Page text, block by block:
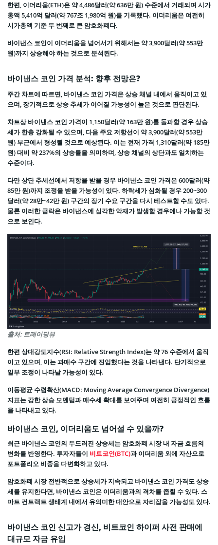
한편, 이더리움(ETH)은 약 4,486달러(약 636만 원) 수준에서 거래되며 시가
총액 5,410억 달러(약 767조 1,980억 원)를 기록했다. 이더리움은 여전히
시가총액 기준 두 번째로 큰 암호화폐다.
바이낸스 코인이 이더리움을 넘어서기 위해서는 약 3,900달러(약 553만
원)까지 상승해야 하는 것으로 분석된다.
바이낸스 코인 가격 분석: 향후 전망은?
주간 차트에 따르면, 바이낸스 코인 가격은 상승 채널 내에서 움직이고 있
으며, 장기적으로 상승 추세가 이어질 가능성이 높은 것으로 판단된다.
차트상 바이낸스 코인 가격이 1,150달러(약 163만 원)를 돌파할 경우 상승
세가 한층 강화될 수 있으며, 다음 주요 저항선이 약 3,900달러(약 553만
원) 부근에서 형성될 것으로 예상된다. 이는 현재 가격 1,310달러(약 185만
원) 대비 약 237%의 상승률을 의미하며, 상승 채널의 상단과도 일치하는
수준이다.
다만 상단 추세선에서 저항을 받을 경우 바이낸스 코인 가격은 600달러(약
85만 원)까지 조정을 받을 가능성이 있다. 하락세가 심화될 경우 200~300
달러(약 28만~42만 원) 구간의 장기 수요 구간을 다시 테스트할 수도 있다.
물론 이러한 급락은 바이낸스에 심각한 악재가 발생할 경우에나 가능할 것
으로 보인다.
출처: 트레이딩뷰
한편 상대강도지수(RSI: Relative Strength Index)는 약 76 수준에서 움직
이고 있으며, 이는 과매수 구간에 진입했다는 것을 나타낸다. 단기적으로
일부 조정이 나타날 가능성이 있다.
이동평균 수렴확산(MACD: Moving Average Convergence Divergence)
지표는 강한 상승 모멘텀과 매수세 확대를 보여주며 여전히 긍정적인 흐름
을 나타내고 있다.
바이낸스 코인, 이더리움도 넘어설 수 있을까?
최근 바이낸스 코인의 두드러진 상승세는 암호화폐 시장 내 자금 흐름의
변화를 반영한다. 투자자들이 비트코인(BTC)과 이더리움 외에 자산으로
포트폴리오 비중을 다변화하고 있다.
암호화폐 시장 전반적으로 상승세가 지속되고 바이낸스 코인 가격도 상승
세를 유지한다면, 바이낸스 코인은 이더리움과의 격차를 좁힐 수 있다. 스
마트 컨트랙트 생태계 내에서 유의미한 대안으로 자리잡을 가능성도 있다.
바이낸스 코인 신고가 경신, 비트코인 하이퍼 사전 판매에
대규모 자금 유입